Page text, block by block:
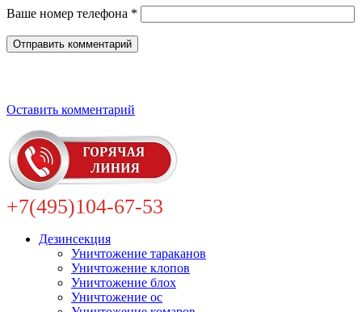
Ваше номер телефона *
Оставить комментарий
+7(495)104-67-53
Дезинсекция
Уничтожение тараканов
Уничтожение клопов
Уничтожение блох
Уничтожение ос